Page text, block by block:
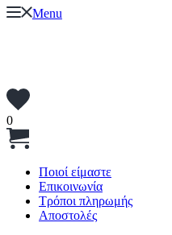
Menu
0
Ποιοί είμαστε
Επικοινωνία
Τρόποι πληρωμής
Αποστολές